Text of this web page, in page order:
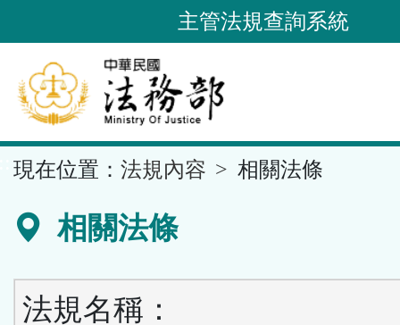
到
要
內
容
區
主管法規查詢系統
現在位置： 法規內容 相關法條
相關法條
法規名稱：